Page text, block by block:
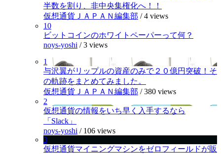
半数を割り、非中央集権化へ！！
仮想通貨ＪＡＰＡＮ編集部 /4 views
10
ビットコインのホワイトペーパーって何？
noys-yoshi /3 views
1
与沢翼がリップルの資産のみで２０億円突破！そ
の軌跡をまとめてみました。
仮想通貨ＪＡＰＡＮ編集部 /380 views
2
仮想通貨の情報をいち早く入手するなら
「Slack」
noys-yoshi / 106 views
3
仮想通貨マイニングマシンをゼロフィールドが販